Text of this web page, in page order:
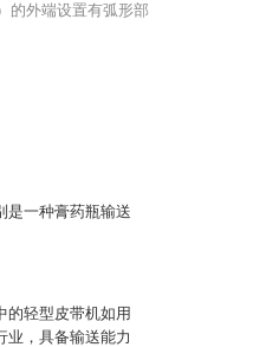
是一种膏药瓶输送
的轻型皮带机如用
业，具备输送能力
的外端设置有弧形部